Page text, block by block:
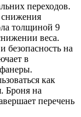
переходов.
снижения
толщиной 9
веса.
безопасность на
в
как
Броня на
перечень